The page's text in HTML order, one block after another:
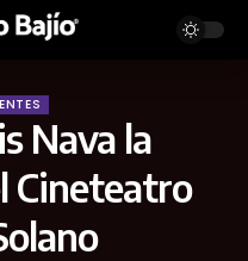
Nava la
Cineteatro